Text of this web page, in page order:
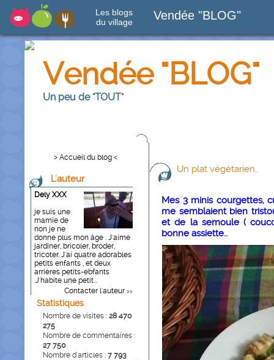
Les blogs
du village
Vendée "BLOG"
Vendée "BLOG"
Un peu de "TOUT"
> Accueil du blog <
L'auteur
Dely XXX
je suis une
mamie de
non je ne
donne plus mon âge . J'aime
jardiner, bricoler, broder,
tricoter. J'ai quatre adorables
petits enfants , et deux
arrières petits-ebfants
.J'habite une petit...
Contacter l'auteur >>
Statistiques
Nombre de visites : 28 470
275
Nombre de commentaires :
27 750
Nombre d'articles : 7 793
Un plat végétarien..
Mes 3 minis courgettes,
me semblaient bien
et de la semoule (
bonne assiette..